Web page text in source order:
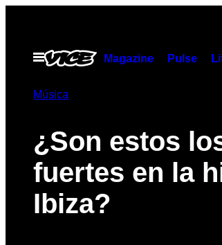
contenido
Abrir
Menú
Magazine Pulse
Música
¿Son estos
fuertes en la
Ibiza?